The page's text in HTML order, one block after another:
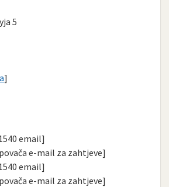
5
]
email]
e-mail za zahtjeve]
email]
e-mail za zahtjeve]